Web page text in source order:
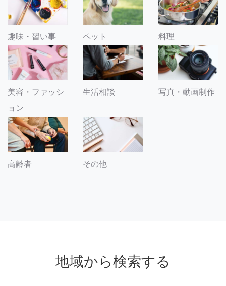
趣味・習い事 ペット 料理
美容・ファッシ
ョン
生活相談 写真・動画制作
高齢者 その他
地域から検索する